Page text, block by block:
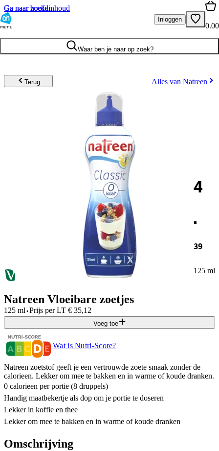
Ga naar hoofdinhoud
Ga naar zoeken
menu
Inloggen
0.00
Waar ben je naar op zoek?
Terug Alles van Natreen
4
.
39
125 ml
Natreen Vloeibare zoetjes
125 ml·Prijs per LT € 35,12
Voeg toe
Wat is Nutri-Score?
Natreen zoetstof geeft je een vertrouwde zoete smaak zonder de
calorieen. Lekker om mee te bakken en in warme of koude dranken.
0 calorieen per portie (8 druppels)
Handig maatbekertje als dop om je portie te doseren
Lekker in koffie en thee
Lekker om mee te bakken en in warme of koude dranken
Omschrijving